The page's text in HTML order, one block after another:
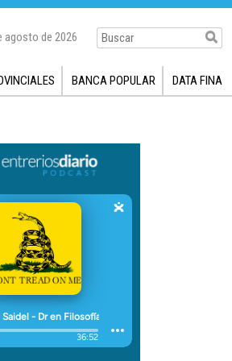
agosto de 2026
BANCA POPULAR DATA FINA